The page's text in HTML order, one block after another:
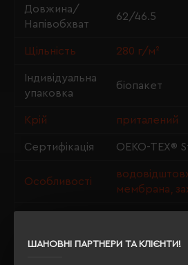
ШАНОВНІ ПАРТНЕРИ ТА КЛІЄНТИ!
Довжина/
Напівобхват
62/46.5
Щільність 280 г/м²
Індивідуальна
упаковка
біопакет
Крій приталений
Сертифікація OEKO-TEX®
Особливості
мембрана,